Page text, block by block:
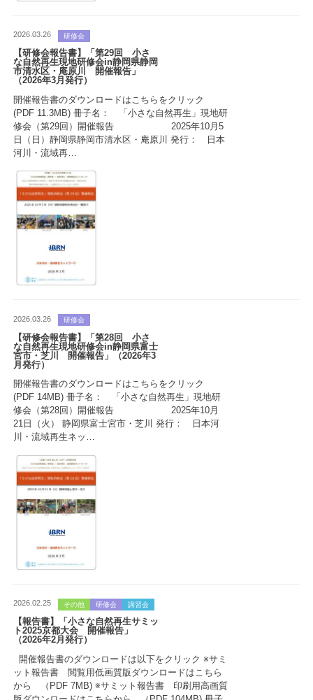
2026.03.26 研修会
【研修会報告書】「第29回 小さ
な自然再生現地研修会in静岡県静岡
市清水区・庵原川 開催報告」
（2026年3月発行）
開催報告書のダウンロードはこちらをクリック
(PDF 11.3MB) 冊子名： 「小さな自然再生」現地研
修会（第29回）開催報告 2025年10月5
日（日）静岡県静岡市清水区・庵原川 発行： 日本
河川・流域再…
2026.03.26 研修会
【研修会報告書】「第28回 小さ
な自然再生現地研修会in静岡県富士
宮市・芝川 開催報告」（2026年3
月発行）
開催報告書のダウンロードはこちらをクリック
(PDF 14MB) 冊子名： 「小さな自然再生」現地研
修会（第28回）開催報告 2025年10月
21日（火） 静岡県富士宮市・芝川 発行： 日本河
川・流域再生ネッ…
2026.02.25 その他 研修会 講習会
【報告書】「小さな自然再生サミッ
ト2025京都大会 開催報告」
（2026年2月発行）
開催報告書のダウンロードは以下をクリック ※サミ
ット報告書 閲覧用低画質版ダウンロードはこちら
から （PDF 7MB) ※サミット報告書 印刷用高画質